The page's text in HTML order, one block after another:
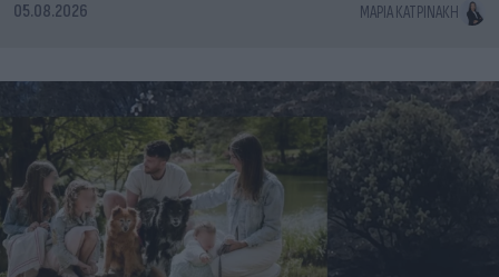
05.08.2026 ΜΑΡΊΑ ΚΑΤΡΙΝΆΚΗ